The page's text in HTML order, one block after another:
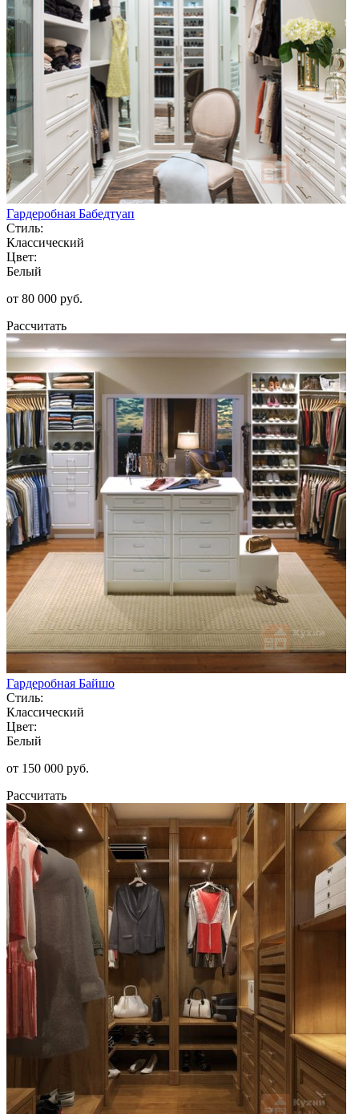
Гардеробная Бабедтуап
Стиль:
Классический
Цвет:
Белый
от 80 000 руб.
Рассчитать
Гардеробная Байшо
Стиль:
Классический
Цвет:
Белый
от 150 000 руб.
Рассчитать